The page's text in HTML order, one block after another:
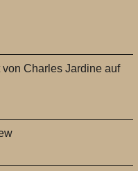
Charles Jardine auf